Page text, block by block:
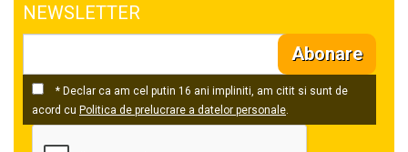
NEWSLETTER
Abonare
* Declar ca am cel putin 16 ani impliniti, am citit si sunt de
acord cu Politica de prelucrare a datelor personale.